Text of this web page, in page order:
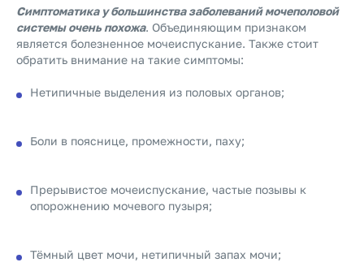
Симптоматика у большинства заболеваний мочеполовой
системы очень похожа. Объединяющим признаком
является болезненное мочеиспускание. Также стоит
обратить внимание на такие симптомы:
Нетипичные выделения из половых органов;
Боли в пояснице, промежности, паху;
Прерывистое мочеиспускание, частые позывы к
опорожнению мочевого пузыря;
Тёмный цвет мочи, нетипичный запах мочи;